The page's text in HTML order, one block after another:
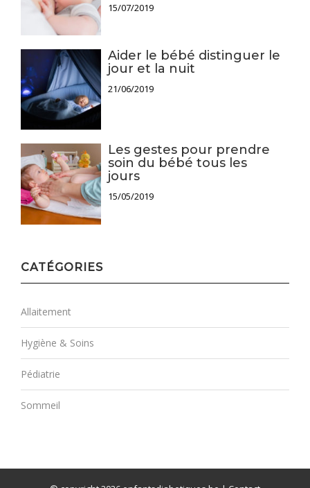
15/07/2019
Aider le bébé distinguer le
jour et la nuit
21/06/2019
Les gestes pour prendre
soin du bébé tous les
jours
15/05/2019
CATÉGORIES
Allaitement
Hygiène & Soins
Pédiatrie
Sommeil